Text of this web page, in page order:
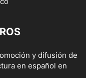
y difusión de
en español en